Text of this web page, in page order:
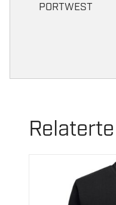
PORTWEST